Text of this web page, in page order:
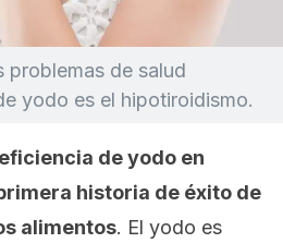
problemas de salud
yodo es el hipotiroidismo.
de yodo en
historia de éxito de
alimentos. El yodo es